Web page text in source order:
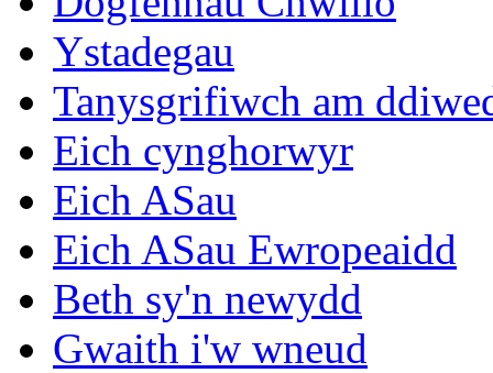
Ystadegau
Tanysgrifiwch am
Eich cynghorwyr
Eich ASau
Eich ASau Ewropeaidd
Beth sy'n newydd
Gwaith i'w wneud